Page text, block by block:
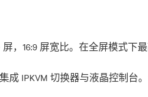
屏，16:9 屏宽比。在全屏模式下
成 IPKVM 切换器与液晶控制